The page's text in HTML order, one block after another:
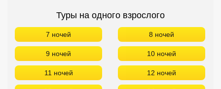
Туры на троих взрослых